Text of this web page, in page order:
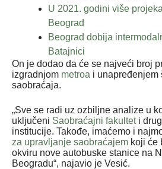
U 2021. godini više
Beograd
Beograd dobija
Batajnici
On je dodao da će se najveći broj
izgradnjom metroa i unapređenjem
saobraćaja.
„Sve se radi uz ozbiljne analize u
uključeni Saobraćajni fakulteti
institucije. Takođe, imaćemo i
za upravljanje saobraćajem koji će
okviru nove autobuske stanice na
Beogradu“, najavio je Vesić.